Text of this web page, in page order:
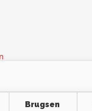
Brugsen